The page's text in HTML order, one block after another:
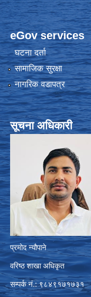
eGov services
घटना दर्ता
सामाजिक सुरक्षा
नागरिक वडापत्र
सूचना अधिकारी
प्रमोद न्यौपाने
वरिष्ठ शाखा अधिकृत
सम्पर्क नं.: ९८४९१७१७३१